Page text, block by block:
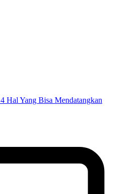
4 Hal Yang Bisa Mendatangkan